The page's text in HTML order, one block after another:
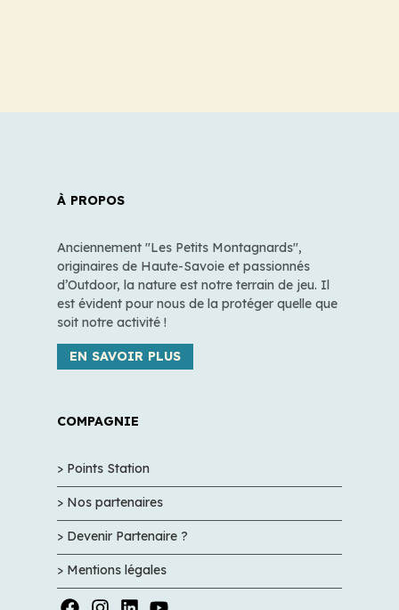
À PROPOS
Anciennement "Les Petits Montagnards",
originaires de Haute-Savoie et passionnés
d’Outdoor, la nature est notre terrain de jeu. Il
est évident pour nous de la protéger quelle que
soit notre activité !
EN SAVOIR PLUS
COMPAGNIE
> Points Station
> Nos partenaires
> Devenir Partenaire ?
> Mentions légales